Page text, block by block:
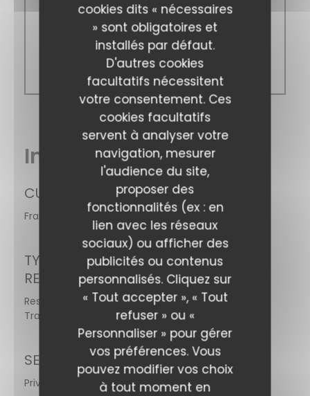
cookies dits « nécessaires
» sont obligatoires et
installés par défaut.
D'autres cookies
facultatifs nécessitent
votre consentement. Ces
cookies facultatifs
servent à analyser votre
navigation, mesurer
l'audience du site,
proposer des
fonctionnalités (ex : en
lien avec les réseaux
sociaux) ou afficher des
publicités ou contenus
personnalisés. Cliquez sur
« Tout accepter », « Tout
refuser » ou «
Personnaliser » pour gérer
vos préférences. Vous
pouvez modifier vos choix
à tout moment en
Lun-Dim
Fermé
Infos pratiques
CUISINE
Française Traditionnelle
TYPE DE
RESTAURANT
Restaurant
Traditionnel
SERVICES
Privatisation, Accès Wifi, Terrasse
A Taaable